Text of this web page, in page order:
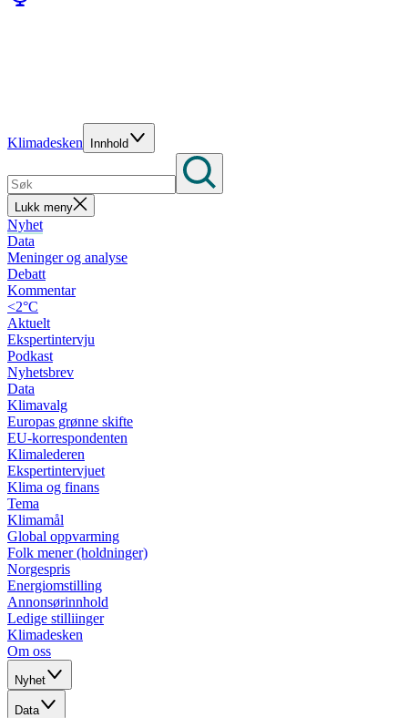
Klimadesken Innhold
Lukk meny
Nyhet
Data
Meninger og analyse
Debatt
Kommentar
<2°C
Aktuelt
Ekspertintervju
Podkast
Nyhetsbrev
Data
Klimavalg
Europas grønne skifte
EU-korrespondenten
Klimalederen
Ekspertintervjuet
Klima og finans
Tema
Klimamål
Global oppvarming
Folk mener (holdninger)
Norgespris
Energiomstilling
Annonsørinnhold
Ledige stilliinger
Klimadesken
Om oss
Nyhet
Data